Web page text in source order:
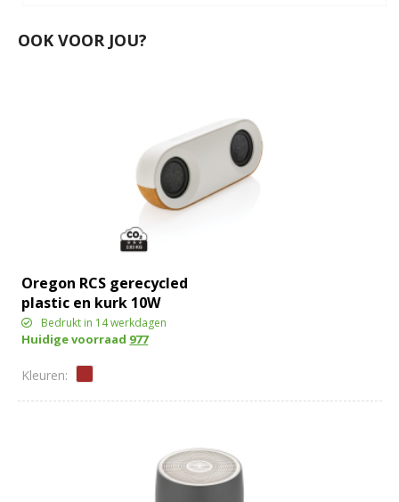
OOK VOOR JOU?
Oregon RCS gerecycled
plastic en kurk 10W
speaker
Bedrukt in 14 werkdagen
Huidige voorraad 977